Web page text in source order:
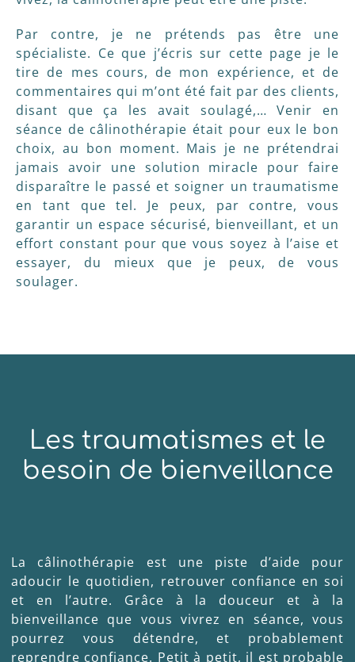
Par contre, je ne prétends pas être une
spécialiste. Ce que j’écris sur cette page je le
tire de mes cours, de mon expérience, et de
commentaires qui m’ont été fait par des clients,
disant que ça les avait soulagé,… Venir en
séance de câlinothérapie était pour eux le bon
choix, au bon moment. Mais je ne prétendrai
jamais avoir une solution miracle pour faire
disparaître le passé et soigner un traumatisme
en tant que tel. Je peux, par contre, vous
garantir un espace sécurisé, bienveillant, et un
effort constant pour que vous soyez à l’aise et
essayer, du mieux que je peux, de vous
soulager.
Les traumatismes et le
besoin de bienveillance
La câlinothérapie est une piste d’aide pour
adoucir le quotidien, retrouver confiance en soi
et en l’autre. Grâce à la douceur et à la
bienveillance que vous vivrez en séance, vous
pourrez vous détendre, et probablement
reprendre confiance. Petit à petit, il est probable